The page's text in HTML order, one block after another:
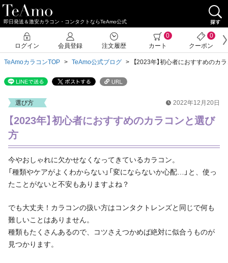
即日発送＆激安カラコン・コンタクトならTeAmo公式
TeAmoカラコンTOP TeAmo公式ブログ 【2023年】初心者におすすめのカ
選び方 2022年12月20日
【2023年】初心者におすすめのカラコンと選び
方
今やおしゃれに欠かせなくなってきているカラコン。
「種類やケアがよくわからない」「変にならないか心配…」と、使っ
たことがないと不安もありますよね？
でも大丈夫！カラコンの扱い方はコンタクトレンズと同じで何も
難しいことはありません。
種類もたくさんあるので、コツさえつかめば絶対に似合うものが
見つかります。
ログイン 会員登録 注文履歴
0
カート
0
クーポン